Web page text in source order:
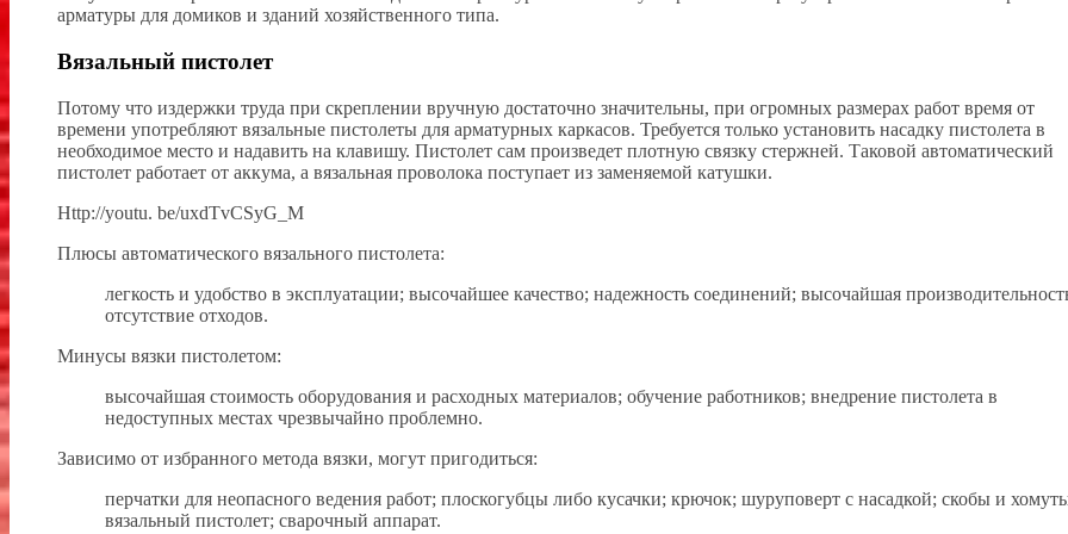
арматуры для домиков и зданий хозяйственного типа.
Вязальный пистолет
Потому что издержки труда при скреплении вручную достаточно значительны, при огромных размерах работ время от
времени употребляют вязальные пистолеты для арматурных каркасов. Требуется только установить насадку пистолета в
необходимое место и надавить на клавишу. Пистолет сам произведет плотную связку стержней. Таковой автоматический
пистолет работает от аккума, а вязальная проволока поступает из заменяемой катушки.
Http://youtu. be/uxdTvCSyG_M
Плюсы автоматического вязального пистолета:
легкость и удобство в эксплуатации; высочайшее качество; надежность соединений; высочайшая
отсутствие отходов.
Минусы вязки пистолетом:
высочайшая стоимость оборудования и расходных материалов; обучение работников; внедрение пистолета в
недоступных местах чрезвычайно проблемно.
Зависимо от избранного метода вязки, могут пригодиться:
перчатки для неопасного ведения работ; плоскогубцы либо кусачки; крючок; шуруповерт с насадкой; скобы и
вязальный пистолет; сварочный аппарат.